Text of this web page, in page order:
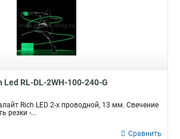
Led RL-DL-2WH-100-240-G
Rich LED 2-х проводной, 13 мм. Свечение
резки -...
Сравнить